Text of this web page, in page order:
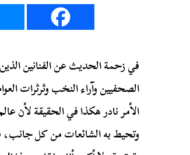
في زحمة الحديث عن الفنانين
الصحفيين وآراء النخب وثرثرات
الأمر نادر هكذا في الحقيقة لأن
وتحيط به الشائعات من كل جانب،